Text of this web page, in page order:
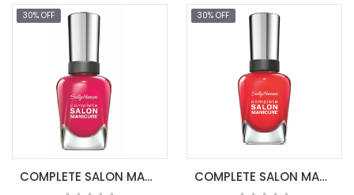
COMPLETE SALON MANICURE TICKLE ME PIN COMPLETE SALON MANICURE ALL FIRED UP